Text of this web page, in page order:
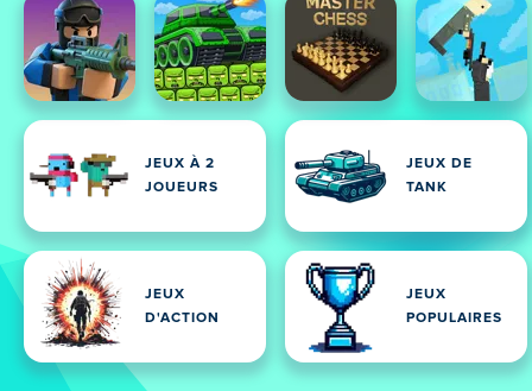
JEUX À 2
JOUEURS
JEUX DE
TANK
JEUX
D'ACTION
JEUX
POPULAIRES